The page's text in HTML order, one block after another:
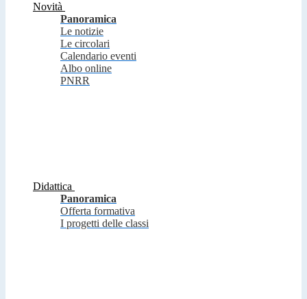
Novità
Panoramica
Le notizie
Le circolari
Calendario eventi
Albo online
PNRR
Didattica
Panoramica
Offerta formativa
I progetti delle classi